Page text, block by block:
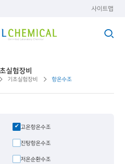
사이트맵
실험장비
기초실험장비 항온수조
고온항온수조
진탕항온수조
저온순환수조